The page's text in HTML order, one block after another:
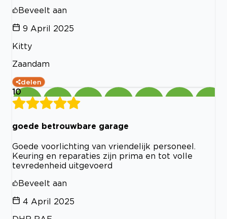
Beveelt aan
9 April 2025
Kitty
Zaandam
delen
10
goede betrouwbare garage
Goede voorlichting van vriendelijk personeel.
Keuring en reparaties zijn prima en tot volle
tevredenheid uitgevoerd
Beveelt aan
4 April 2025